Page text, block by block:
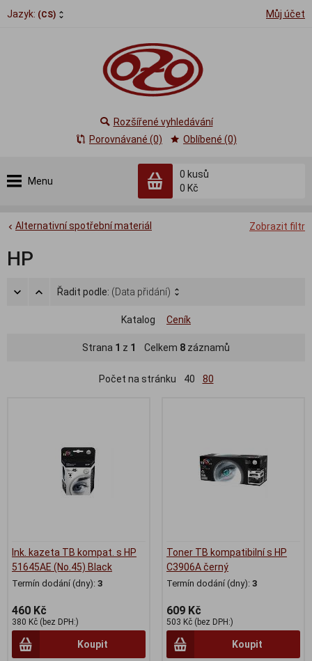
Jazyk: (CS) Můj účet
Menu
0 kusů
0 Kč
Rozšířené vyhledávání
Porovnávané (0)
Oblíbené (0)
Zobrazit filtr
Alternativní spotřební materiál
HP
Řadit podle: (Data přidání)
Katalog Ceník
Strana 1 z 1 Celkem 8 záznamů
Počet na stránku 40 80
Ink. kazeta TB kompat. s HP
51645AE (No.45) Black
Termín dodání (dny): 3
460 Kč
380 Kč (bez DPH:)
Koupit
Toner TB kompatibilní s HP
C3906A černý
Termín dodání (dny): 3
609 Kč
503 Kč (bez DPH:)
Koupit